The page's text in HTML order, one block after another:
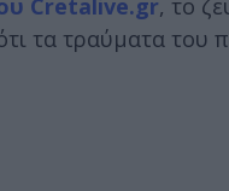
Cretalive.gr, το
τα τραύματα